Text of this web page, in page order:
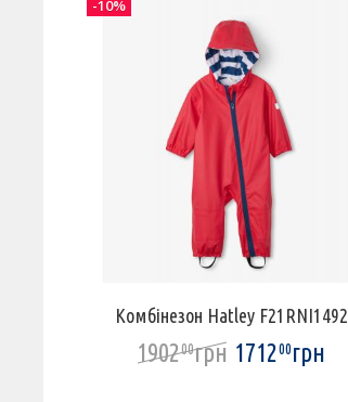
Комбінезон Hatley F21RNI1492
190200грн 171200грн
-10%